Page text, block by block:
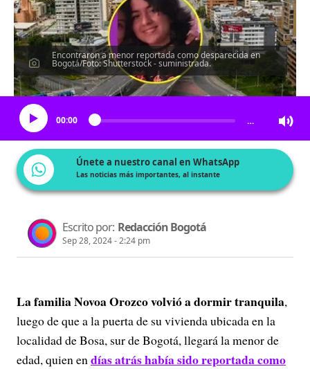
Encontraron a menor reportada como desparecida en
Bogotá/Foto: Shutterstock - suministrada.
Escucha el artículo
00:00 …
Únete a nuestro canal en WhatsApp
Las noticias más importantes, al instante
Escrito por: Redacción Bogotá
Sep 28, 2024 - 2:24 pm
La familia Novoa Orozco volvió a dormir tranquila,
luego de que a la puerta de su vivienda ubicada en la
localidad de Bosa, sur de Bogotá, llegará la menor de
edad, quien endías atrás había sido reportada como